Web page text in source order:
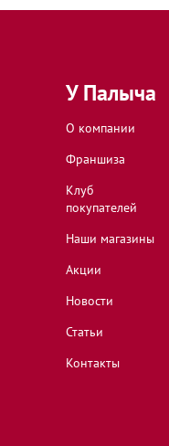
31
Жуковский,
Звенигород,
Иваново,
Иваново,
У Палыча
О компании
Франшиза
Клуб
покупателей
Наши магазины
Акции
Новости
Статьи
Контакты